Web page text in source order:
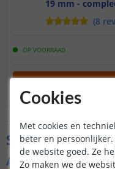
19 mm -
(8
OP VOORRAAD
Specificaties
Algemene
Cookies
Met cookies en
beter en
de website goed. Ze
Zo maken we de